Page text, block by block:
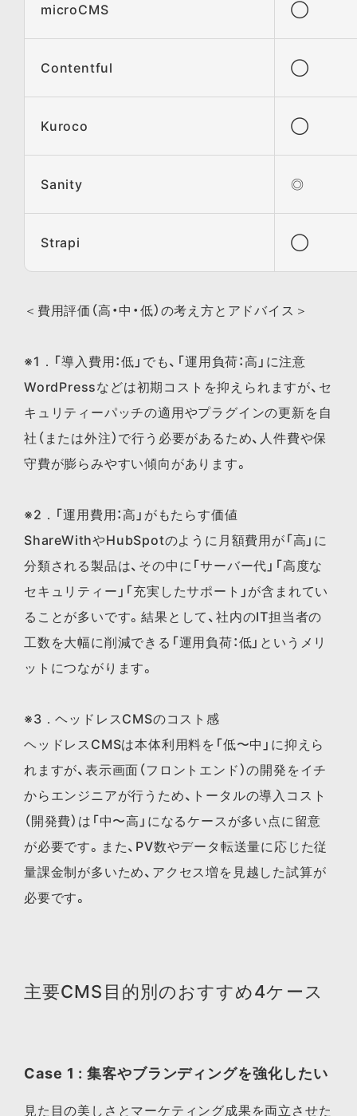
microCMS ◯
Contentful ◯
Kuroco ◯
Sanity ◎
Strapi ◯
＜費用評価（高・中・低）の考え方とアドバイス＞
※1．「導入費用：低」でも、「運用負荷：高」に注意
WordPressなどは初期コストを抑えられますが、セ
キュリティーパッチの適用やプラグインの更新を自
社（または外注）で行う必要があるため、人件費や保
守費が膨らみやすい傾向があります。
※2．「運用費用：高」がもたらす価値
ShareWithやHubSpotのように月額費用が「高」に
分類される製品は、その中に「サーバー代」「高度な
セキュリティー」「充実したサポート」が含まれてい
ることが多いです。結果として、社内のIT担当者の
工数を大幅に削減できる「運用負荷：低」というメリ
ットにつながります。
※3．ヘッドレスCMSのコスト感
ヘッドレスCMSは本体利用料を「低〜中」に抑えら
れますが、表示画面（フロントエンド）の開発をイチ
からエンジニアが行うため、トータルの導入コスト
（開発費）は「中〜高」になるケースが多い点に留意
が必要です。また、PV数やデータ転送量に応じた従
量課金制が多いため、アクセス増を見越した試算が
必要です。
主要CMS目的別のおすすめ4ケース
Case 1 : 集客やブランディングを強化したい
見た目の美しさとマーケティング成果を両立させた